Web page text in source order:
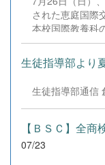
す。 &nbsp;
された恵庭国際
本校国際教養科
した！ 会場に
ど多国籍な参加
りなどを満喫。
葉や国境を超え
らは、「国籍や
て動く姿が素晴
についている
だけでなく、地
生徒指導部より
生徒指導部通信
07/23